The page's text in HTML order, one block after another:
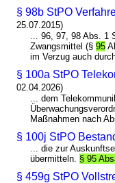
§ 98b StPO
25.07.2015)
... 96, 97, 98 Abs. 1
Zwangsmittel (§95
im Verzug auch
§ 100a StPO
02.04.2026)
... dem
Maßnahmen nach
§ 100j StPO
... die zur
übermitteln. § 95
§ 459g StPO